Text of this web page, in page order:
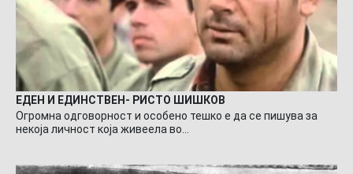
ЕДЕН И ЕДИНСТВЕН- РИСТО ШИШКОВ
Огромна одговорност и особено тешко е да се пишува за
некоја личност која живеела во…